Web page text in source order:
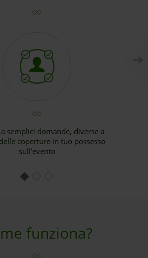
semplici domande, diverse a
coperture in tuo possesso
sull’evento
funziona?